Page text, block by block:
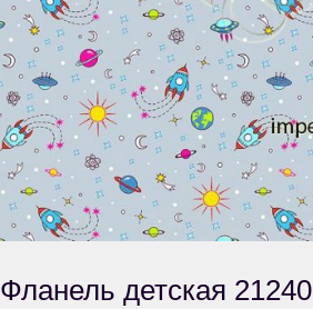
Фланель детская 21240